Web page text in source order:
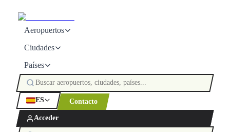
Aeropuertos
Ciudades
Países
ES Contacto
Acceder